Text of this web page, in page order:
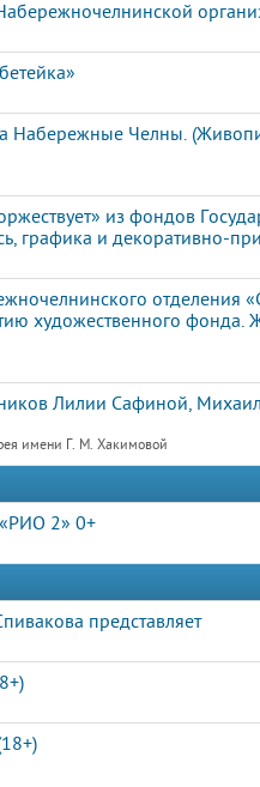
Набережные Челны.
из фондов
графика и декоративно-
отделения
художественного фонда.
Лилии Сафиной,
имени Г. М. Хакимовой
2» 0+
представляет